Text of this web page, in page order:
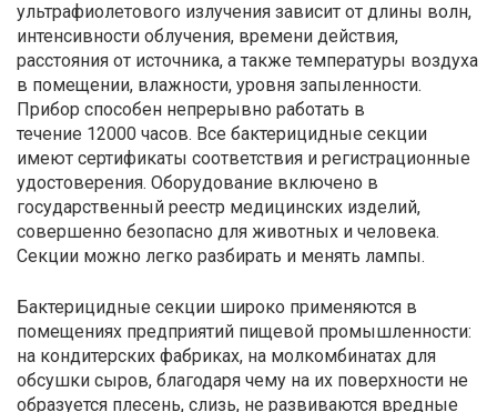
ультрафиолетового излучения зависит от длины волн,
интенсивности облучения, времени действия,
расстояния от источника, а также температуры воздуха
в помещении, влажности, уровня запыленности.
Прибор способен непрерывно работать в
течение 12000 часов. Все бактерицидные секции
имеют сертификаты соответствия и регистрационные
удостоверения. Оборудование включено в
государственный реестр медицинских изделий,
совершенно безопасно для животных и человека.
Секции можно легко разбирать и менять лампы.
Бактерицидные секции широко применяются в
помещениях предприятий пищевой промышленности:
на кондитерских фабриках, на молкомбинатах для
обсушки сыров, благодаря чему на их поверхности не
образуется плесень, слизь, не развиваются вредные